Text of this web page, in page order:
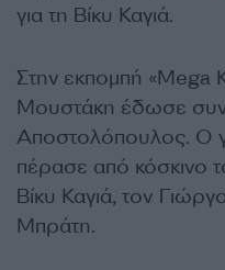
για τη Βίκυ Καγιά.
Στην εκπομπή «Mega
Μουστάκη έδωσε
Αποστολόπουλος. Ο
πέρασε από κόσκινο
Βίκυ Καγιά, τον
Μπράτη.